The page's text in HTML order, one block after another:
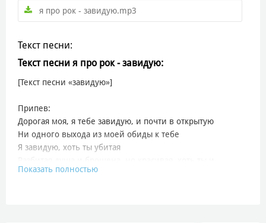
я про рок - завидую.mp3
Текст песни:
Текст песни я про рок - завидую:
[Текст песни «завидую»]
Припев:
Дорогая моя, я тебе завидую, и почти в открытую
Ни одного выхода из моей обиды к тебе
Я завидую, хоть ты убитая
обезвожена
Показать полностью